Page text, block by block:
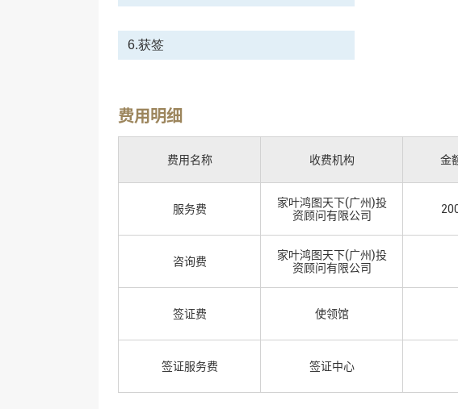
6.获签
费用明细
费用名称 收费机构 金
服务费
家叶鸿图天下(广州)投
资顾问有限公司
咨询费
家叶鸿图天下(广州)投
资顾问有限公司
签证费 使领馆
签证服务费 签证中心